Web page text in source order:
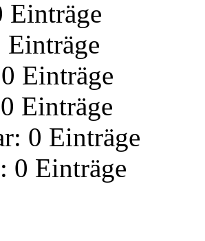
Einträge
Einträge
0 Einträge
0 Einträge
0 Einträge
0 Einträge